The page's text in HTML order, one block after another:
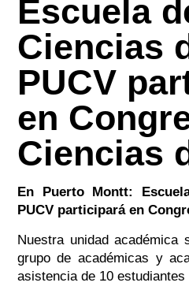
Escuela
Ciencias
PUCV
en
Ciencias
En Puerto Montt:
PUCV participará en
Nuestra unidad académica
grupo de académicas y
asistencia de 10